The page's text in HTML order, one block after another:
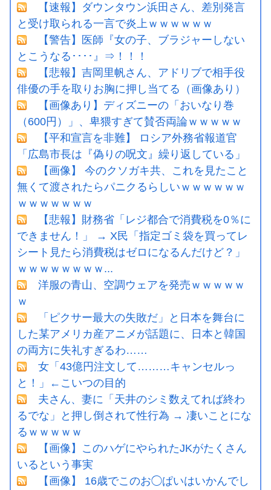
【速報】ダウンタウン浜田さん、差別発言
と受け取られる一言で炎上ｗｗｗｗｗｗ
【警告】医師『女の子、ブラジャーしない
とこうなる････』⇒！！！
【悲報】吉岡里帆さん、アドリブで相手役
俳優の手を取りお胸に押し当てる（画像あり）
【画像あり】ディズニーの「おいなり巻
（600円）」、卑猥すぎて賛否両論ｗｗｗｗｗ
【平和宣言を非難】 ロシア外務省報道官
「広島市長は『偽りの呪文』繰り返している」
【画像】 今のクソガキ共、これを見たこと
無くて渡されたらパニクるらしいｗｗｗｗｗｗ
ｗｗｗｗｗｗｗ
【悲報】財務省「レジ都合で消費税を0％に
できません！」 → X民「指定ゴミ袋を買ってレ
シート見たら消費税はゼロになるんだけど？」
ｗｗｗｗｗｗｗｗ...
洋服の青山、空調ウェアを発売ｗｗｗｗｗ
ｗ
「ピクサー最大の失敗だ」と日本を舞台に
した某アメリカ産アニメが話題に、日本と韓国
の両方に失礼すぎるわ……
女「43億円注文して………キャンセルっ
と！」←こいつの目的
夫さん、妻に「天井のシミ数えてれば終わ
るでな」と押し倒されて性行為 → 凄いことにな
るｗｗｗｗｗ
【画像】このハゲにやられたJKがたくさん
いるという事実
【画像】 16歳でこのお◯ぱいはいかんでし